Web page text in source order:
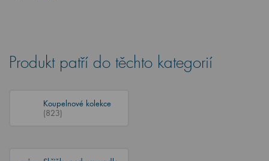
Produkt patří do těchto kategorií
Koupelnové kolekce
(823)